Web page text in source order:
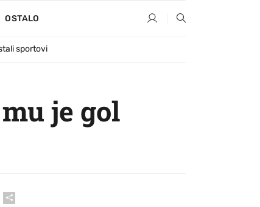
OSTALO
sportovi
je gol